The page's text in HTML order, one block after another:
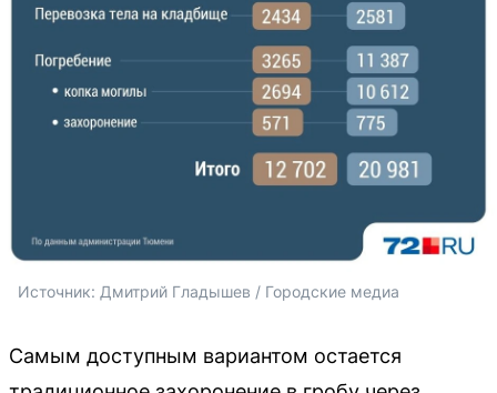
Источник: Дмитрий Гладышев / Городские медиа
Самым доступным вариантом остается